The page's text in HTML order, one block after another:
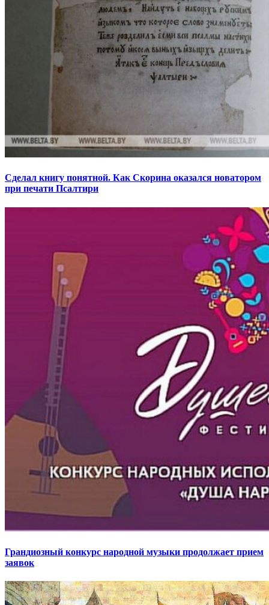
Сделал книгу понятной. Как Скорина оказался новатором
при печати Псалтири
Грандиозный конкурс народной музыки продолжает прием
заявок